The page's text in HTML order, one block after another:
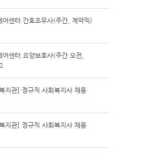
어센터 간호조무사(주간, 계약직)
센터 요양보호사(주간 오전,
지관] 정규직 사회복지사 채용
지관] 정규직 사회복지사 채용